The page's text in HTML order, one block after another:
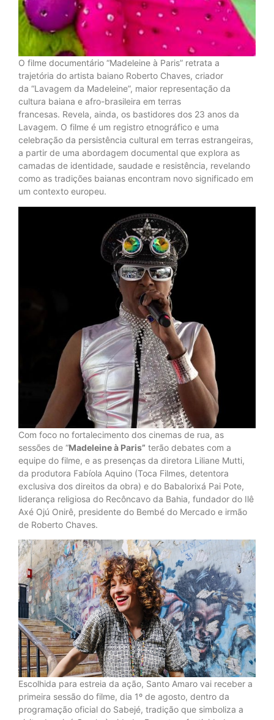
O filme documentário “Madeleine à Paris” retrata a
trajetória do artista baiano Roberto Chaves, criador
da “Lavagem da Madeleine”, maior representação da
cultura baiana e afro-brasileira em terras
francesas. Revela, ainda, os bastidores dos 23 anos da
Lavagem. O filme é um registro etnográfico e uma
celebração da persistência cultural em terras estrangeiras,
a partir de uma abordagem documental que explora as
camadas de identidade, saudade e resistência, revelando
como as tradições baianas encontram novo significado em
um contexto europeu.
Com foco no fortalecimento dos cinemas de rua, as
sessões de “Madeleine à Paris” terão debates com a
equipe do filme, e as presenças da diretora Liliane Mutti,
da produtora Fabíola Aquino (Toca Filmes, detentora
exclusiva dos direitos da obra) e do Babalorixá Pai Pote,
liderança religiosa do Recôncavo da Bahia, fundador do Ilê
Axé Ojú Onirê, presidente do Bembé do Mercado e irmão
de Roberto Chaves.
Escolhida para estreia da ação, Santo Amaro vai receber a
primeira sessão do filme, dia 1º de agosto, dentro da
programação oficial do Sabejé, tradição que simboliza a